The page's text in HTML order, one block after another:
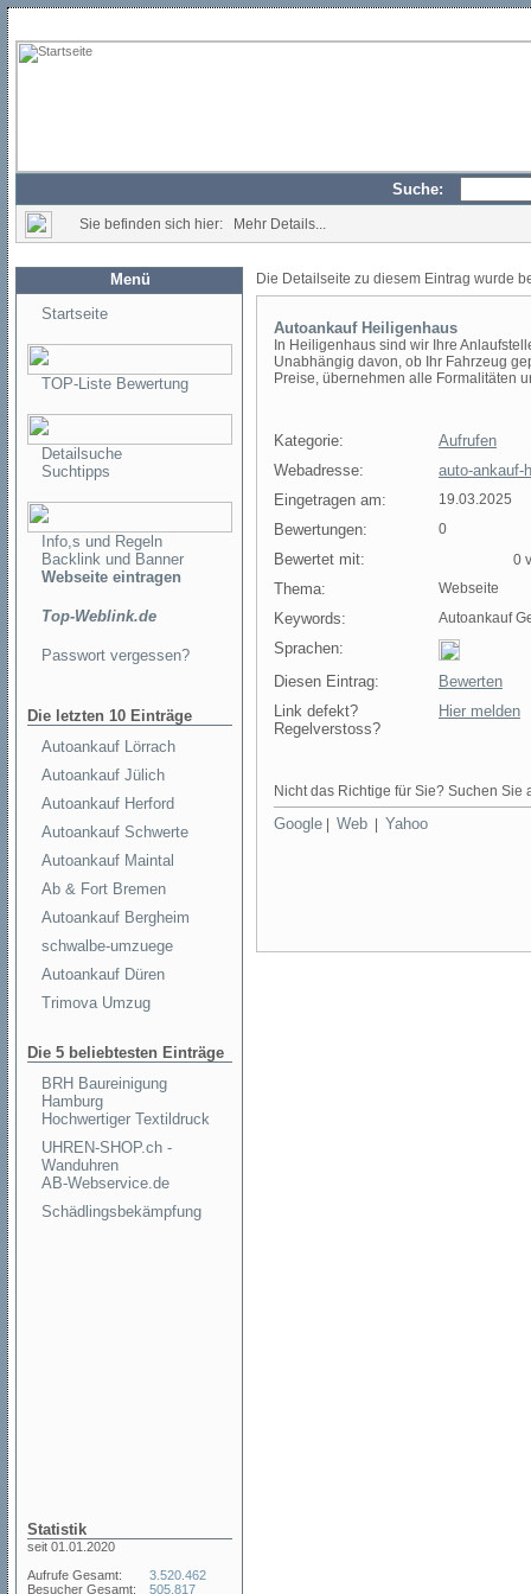
Suche:
Sie befinden sich hier: Mehr Details...
Menü
Startseite
TOP-Liste Bewertung
Detailsuche
Suchtipps
Info,s und Regeln
Backlink und Banner
Webseite eintragen
Top-Weblink.de
Passwort vergessen?
Die letzten 10 Einträge
Autoankauf Lörrach
Autoankauf Jülich
Autoankauf Herford
Autoankauf Schwerte
Autoankauf Maintal
Ab & Fort Bremen
Autoankauf Bergheim
schwalbe-umzuege
Autoankauf Düren
Trimova Umzug
Die 5 beliebtesten Einträge
BRH Baureinigung
Hamburg
Hochwertiger Textildruck
UHREN-SHOP.ch -
Wanduhren
AB-Webservice.de
Schädlingsbekämpfung
Statistik
seit 01.01.2020
Aufrufe Gesamt:
Besucher Gesamt:
3.520.462
505.817
Die Detailseite zu diesem Eintrag wurde
Autoankauf Heiligenhaus
In Heiligenhaus sind wir Ihre
Unabhängig davon, ob Ihr Fahrzeug
Preise, übernehmen alle Formalitäten
Kategorie:
Aufrufen
Webadresse:
auto-ankauf-
Eingetragen am:
19.03.2025
Bewertungen: 0
Bewertet mit: 0
Thema: Webseite
Keywords: Autoankauf
Sprachen:
Diesen Eintrag:
Bewerten
Link defekt?
Regelverstoss?
Hier melden
Nicht das Richtige für Sie? Suchen Sie
Google Web Yahoo